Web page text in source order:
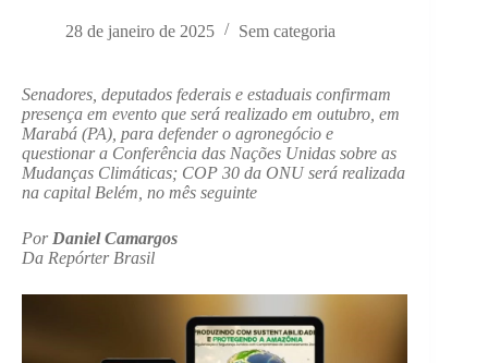
28 de janeiro de 2025 Sem categoria
Senadores, deputados federais e estaduais confirmam
presença em evento que será realizado em outubro, em
Marabá (PA), para defender o agronegócio e
questionar a Conferência das Nações Unidas sobre as
Mudanças Climáticas; COP 30 da ONU será realizada
na capital Belém, no mês seguinte
Por Daniel Camargos
Da Repórter Brasil